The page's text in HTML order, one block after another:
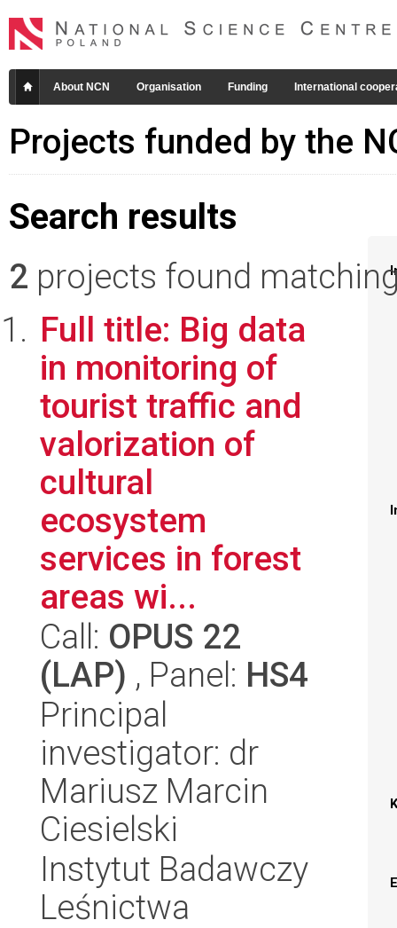
About NCN Organisation Funding International
Projects funded by the
Search results
2 projects found
Full title: Big data
in monitoring of
tourist traffic and
valorization of
cultural
ecosystem
services in forest
areas wi...
Call: OPUS 22
(LAP) , Panel: HS4
Principal
investigator: dr
Mariusz Marcin
Ciesielski
Instytut Badawczy
Leśnictwa